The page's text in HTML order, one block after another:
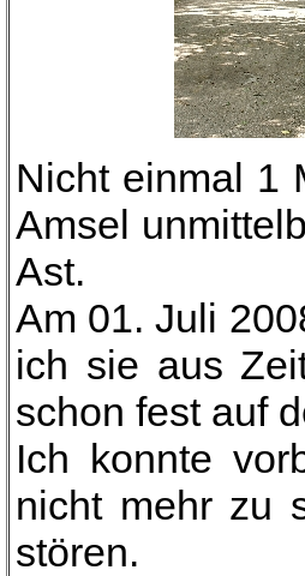
Nicht einmal 1
Amsel
Ast.
Am 01. Juli
ich sie aus
schon fest auf
Ich konnte
nicht mehr zu
stören.